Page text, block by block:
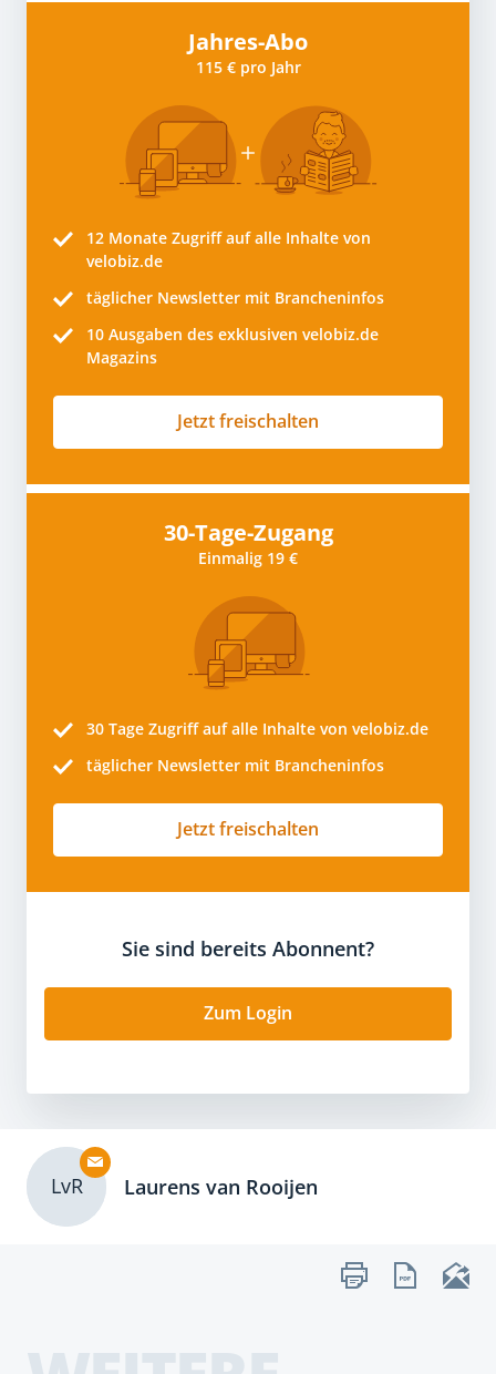
Jahres-Abo
115 € pro Jahr
12 Monate Zugriff auf alle Inhalte von
velobiz.de
täglicher Newsletter mit Brancheninfos
10 Ausgaben des exklusiven velobiz.de
Magazins
Jetzt freischalten
30-Tage-Zugang
Einmalig 19 €
30 Tage Zugriff auf alle Inhalte von velobiz.de
täglicher Newsletter mit Brancheninfos
Jetzt freischalten
Sie sind bereits Abonnent?
Zum Login
LvR Laurens van Rooijen